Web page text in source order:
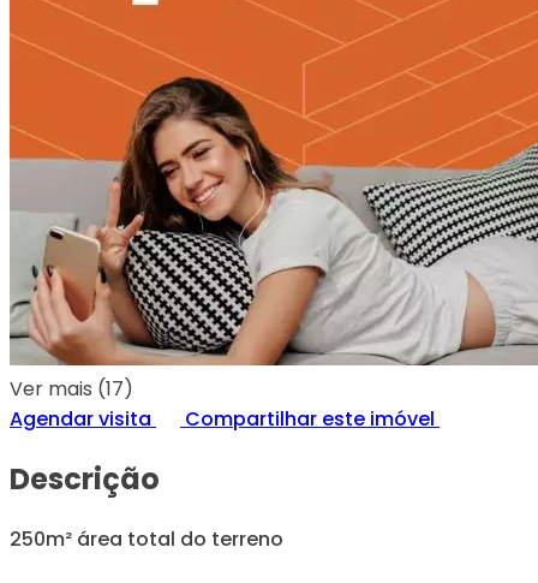
Ver mais (17)
Agendar visita
Compartilhar este imóvel
Descrição
250m² área total do terreno